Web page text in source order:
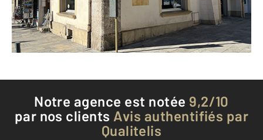
Envoyer un message
Téléphoner à l'agence
Notre agence est notée 9,2/10
par nos clients Avis authentifiés par
Qualitelis